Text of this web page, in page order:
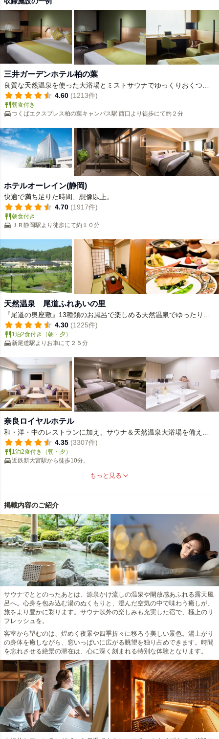
三井ガーデンホテル柏の葉
良質な天然温泉を使った大浴場とミストサウナでゆっくりおくつろ
ぎください
4.60 (1213件)
朝食付き
つくばエクスプレス柏の葉キャンパス駅 西口より徒歩にて約２分
ホテルオーレイン(静岡)
快適で満ち足りた時間、想像以上。
4.70 (1917件)
朝食付き
ＪＲ静岡駅より徒歩にて約１０分
天然温泉 尾道ふれあいの里
『尾道の奥座敷』13種類のお風呂で楽しめる天然温泉でゆったり日
ごろの疲れを癒して下さい。
4.30 (1225件)
1泊2食付き（朝・夕）
新尾道駅よりお車にて２５分
奈良ロイヤルホテル
和・洋・中のレストランに加え、サウナ＆天然温泉大浴場を備えた
古都奈良にふさわしいクラシカルホテル
4.35 (3307件)
1泊2食付き（朝・夕）
近鉄新大宮駅から徒歩10分。
もっと見る
掲載内容のご紹介
サウナでととのったあとは、源泉かけ流しの温泉や開放感あふれる露天風
呂へ。心身を包み込む湯のぬくもりと、澄んだ空気の中で味わう癒しが、
旅をより豊かに彩ります。サウナ以外の楽しみも充実した宿で、極上のリ
フレッシュを。
客室から望むのは、煌めく夜景や四季折々に移ろう美しい景色。湯上がり
の身体を癒しながら、窓いっぱいに広がる眺望を独り占めできます。時間
を忘れさせる絶景の滞在は、心に深く刻まれる特別な体験となります。